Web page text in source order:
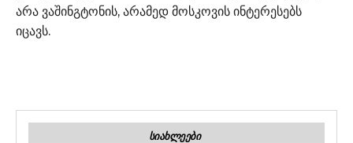
არა ვაშინგტონის, არამედ მოსკოვის ინტერესებს
იცავს.
ᲡᲘᲐᲮᲚᲔᲔᲑᲘ